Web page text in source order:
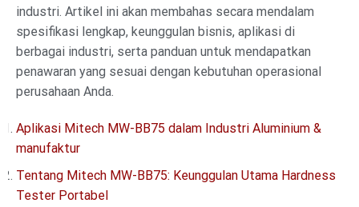
industri. Artikel ini akan membahas secara mendalam
spesifikasi lengkap, keunggulan bisnis, aplikasi di
berbagai industri, serta panduan untuk mendapatkan
penawaran yang sesuai dengan kebutuhan operasional
perusahaan Anda.
Aplikasi Mitech MW-BB75 dalam Industri Aluminium &
manufaktur
Tentang Mitech MW-BB75: Keunggulan Utama Hardness
Tester Portabel